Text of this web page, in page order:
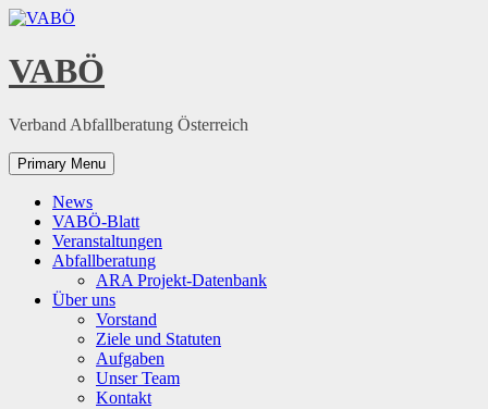
Skip
content
VABÖ
Verband Abfallberatung Österreich
Primary Menu
News
VABÖ-Blatt
Veranstaltungen
Abfallberatung
ARA Projekt-Datenbank
Über uns
Vorstand
Ziele und Statuten
Aufgaben
Unser Team
Kontakt